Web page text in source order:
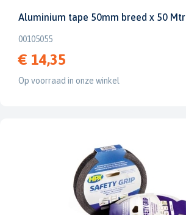
Aluminium tape 50mm breed x 50 Mtr
00105055
€ 14,35
Op voorraad in onze winkel